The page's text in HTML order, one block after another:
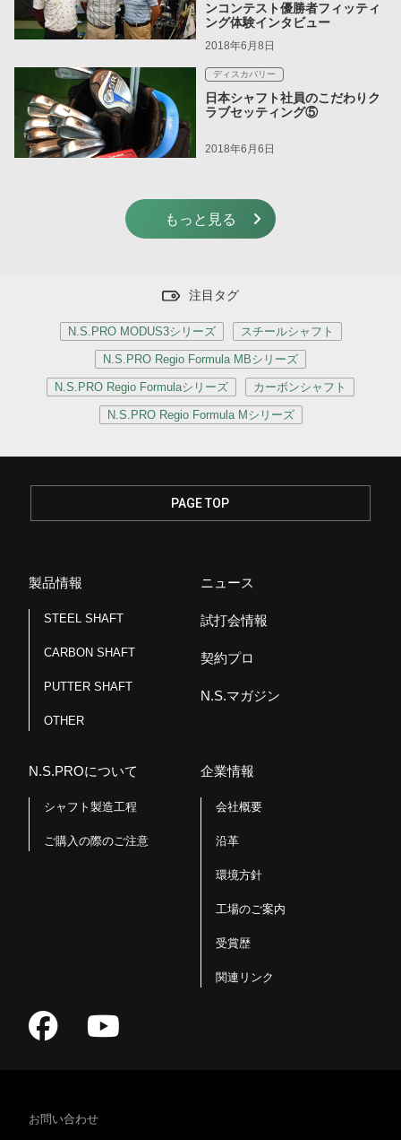
ンコンテスト優勝者フィッティ
ング体験インタビュー
2018年6月8日
ディスカバリー
日本シャフト社員のこだわりク
ラブセッティング⑤
2018年6月6日
もっと見る
注目タグ
N.S.PRO MODUS3シリーズ スチールシャフト
N.S.PRO Regio Formula MBシリーズ
N.S.PRO Regio Formulaシリーズ カーボンシャフト
N.S.PRO Regio Formula Mシリーズ
PAGE TOP
製品情報
STEEL SHAFT
CARBON SHAFT
PUTTER SHAFT
OTHER
ニュース
試打会情報
契約プロ
N.S.マガジン
N.S.PROについて
シャフト製造工程
ご購入の際のご注意
企業情報
会社概要
沿革
環境方針
工場のご案内
受賞歴
関連リンク
お問い合わせ